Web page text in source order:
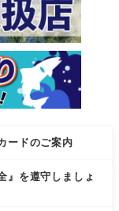
ードのご案内
』を遵守しましょ